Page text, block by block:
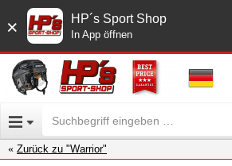
× HP´s Sport Shop
In App öffnen
Zurück zu "Warrior"